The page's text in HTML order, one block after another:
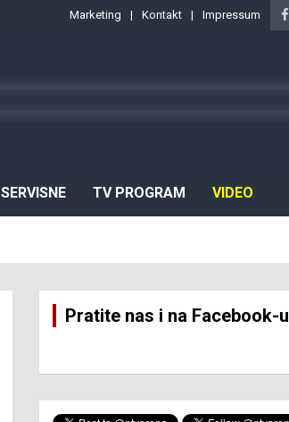
Marketing Kontakt Impressum
SERVISNE TV PROGRAM VIDEO
Pratite nas i na Facebook-u